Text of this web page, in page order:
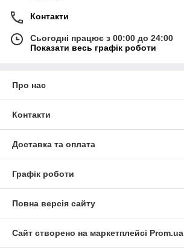
Контакти
Сьогодні працює з 00:00 до 24:00
Показати весь графік роботи
Про нас
Контакти
Доставка та оплата
Графік роботи
Повна версія сайту
Сайт створено на маркетплейсі Prom.ua